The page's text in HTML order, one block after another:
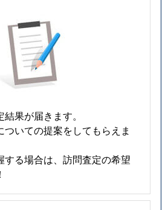
果が届きます。
ついての提案をしてもらえま
する場合は、訪問査定の希望